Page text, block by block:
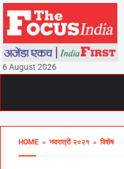
6 August 2026
HOME » नवरात्री २०२१ » विशेष